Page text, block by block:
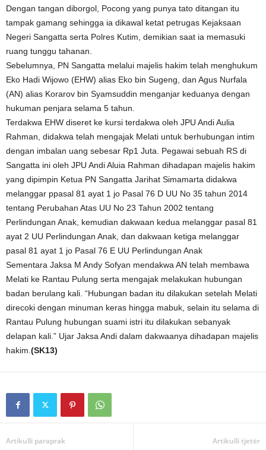
Dengan tangan diborgol, Pocong yang punya tato ditangan itu
tampak gamang sehingga ia dikawal ketat petrugas Kejaksaan
Negeri Sangatta serta Polres Kutim, demikian saat ia memasuki
ruang tunggu tahanan.
Sebelumnya, PN Sangatta melalui majelis hakim telah menghukum
Eko Hadi Wijowo (EHW) alias Eko bin Sugeng, dan Agus Nurfala
(AN) alias Korarov bin Syamsuddin menganjar keduanya dengan
hukuman penjara selama 5 tahun.
Terdakwa EHW diseret ke kursi terdakwa oleh JPU Andi Aulia
Rahman, didakwa telah mengajak Melati untuk berhubungan intim
dengan imbalan uang sebesar Rp1 Juta. Pegawai sebuah RS di
Sangatta ini oleh JPU Andi Aluia Rahman dihadapan majelis hakim
yang dipimpin Ketua PN Sangatta Jarihat Simamarta didakwa
melanggar ppasal 81 ayat 1 jo Pasal 76 D UU No 35 tahun 2014
tentang Perubahan Atas UU No 23 Tahun 2002 tentang
Perlindungan Anak, kemudian dakwaan kedua melanggar pasal 81
ayat 2 UU Perlindungan Anak, dan dakwaan ketiga melanggar
pasal 81 ayat 1 jo Pasal 76 E UU Perlindungan Anak
Sementara Jaksa M Andy Sofyan mendakwa AN telah membawa
Melati ke Rantau Pulung serta mengajak melakukan hubungan
badan berulang kali. “Hubungan badan itu dilakukan setelah Melati
direcoki dengan minuman keras hingga mabuk, selain itu selama di
Rantau Pulung hubungan suami istri itu dilakukan sebanyak
delapan kali.” Ujar Jaksa Andi dalam dakwaanya dihadapan majelis
hakim. (SK13)
Artikulli paraprak Artikulli tjetër